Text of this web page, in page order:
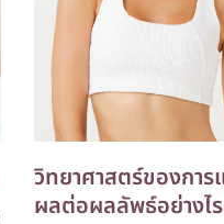
วิทยาศาสตร์ของกา
ผลต่อผลลัพธ์อย่างไ